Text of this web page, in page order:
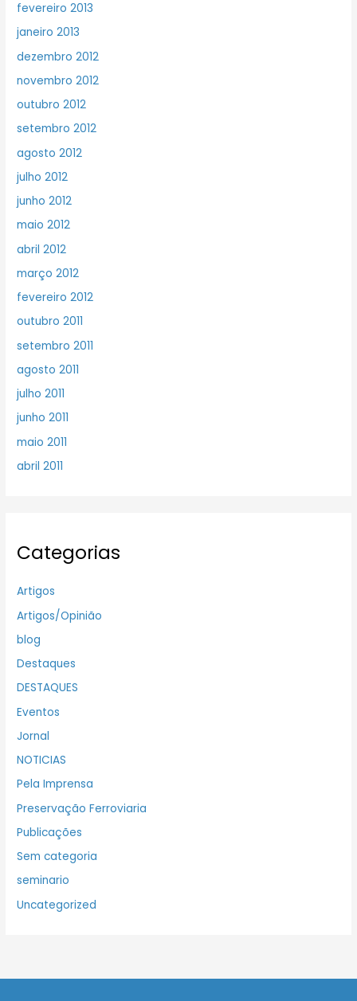
fevereiro 2013
janeiro 2013
dezembro 2012
novembro 2012
outubro 2012
setembro 2012
agosto 2012
julho 2012
junho 2012
maio 2012
abril 2012
março 2012
fevereiro 2012
outubro 2011
setembro 2011
agosto 2011
julho 2011
junho 2011
maio 2011
abril 2011
Categorias
Artigos
Artigos/Opinião
blog
Destaques
DESTAQUES
Eventos
Jornal
NOTICIAS
Pela Imprensa
Preservação Ferroviaria
Publicações
Sem categoria
seminario
Uncategorized